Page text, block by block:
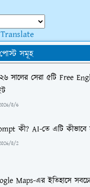
Translate
পোস্ট সমূহ
সালের সেরা ৫টি Free
8/6
কী? AI-তে এটি
8/2
Maps-এর ইতিহাসে